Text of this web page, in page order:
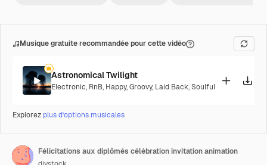
Musique gratuite recommandée pour cette vidéo
Astronomical Twilight
Electronic, RnB, Happy,Groovy, Laid Back,Soulful
Explorez plus d’options musicales
Félicitations aux diplômés célébration invitation animation